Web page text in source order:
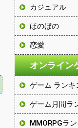
カジュアル
ほのぼの
恋愛
オンライン
ゲーム ランキ
ゲーム月間ラ
MMORPGラ